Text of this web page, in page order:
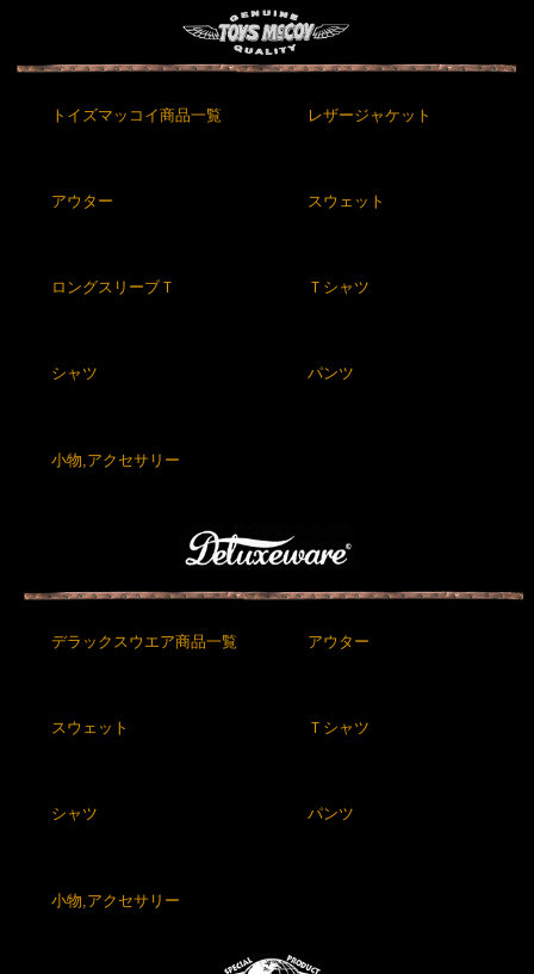
トイズマッコイ商品一覧 レザージャケット
アウター スウェット
ロングスリーブＴ Ｔシャツ
シャツ パンツ
小物,アクセサリー
デラックスウエア商品一覧 アウター
スウェット Ｔシャツ
シャツ パンツ
小物,アクセサリー